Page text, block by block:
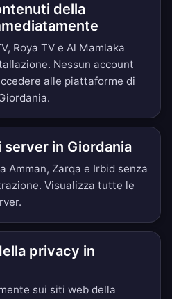
della
Roya TV e Al Mamlaka
Nessun account
alle piattaforme di
server in Giordania
Amman, Zarqa e Irbid senza
Visualizza tutte le
.
privacy in
sui siti web della